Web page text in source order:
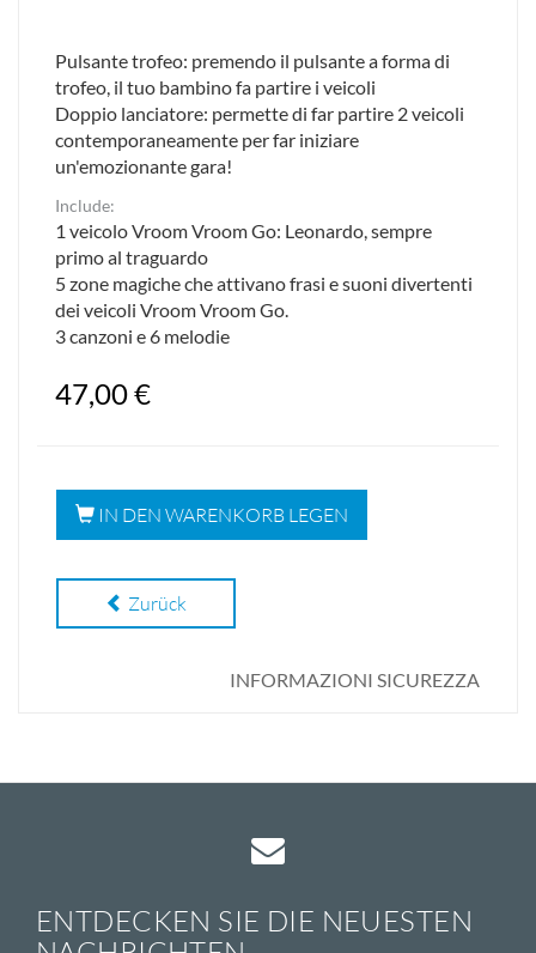
Pulsante trofeo: premendo il pulsante a forma di
trofeo, il tuo bambino fa partire i veicoli
Doppio lanciatore: permette di far partire 2 veicoli
contemporaneamente per far iniziare
un'emozionante gara!
Include:
1 veicolo Vroom Vroom Go: Leonardo, sempre
primo al traguardo
5 zone magiche che attivano frasi e suoni divertenti
dei veicoli Vroom Vroom Go.
3 canzoni e 6 melodie
47,00 €
IN DEN WARENKORB LEGEN
Zurück
INFORMAZIONI SICUREZZA
ENTDECKEN SIE DIE NEUESTEN